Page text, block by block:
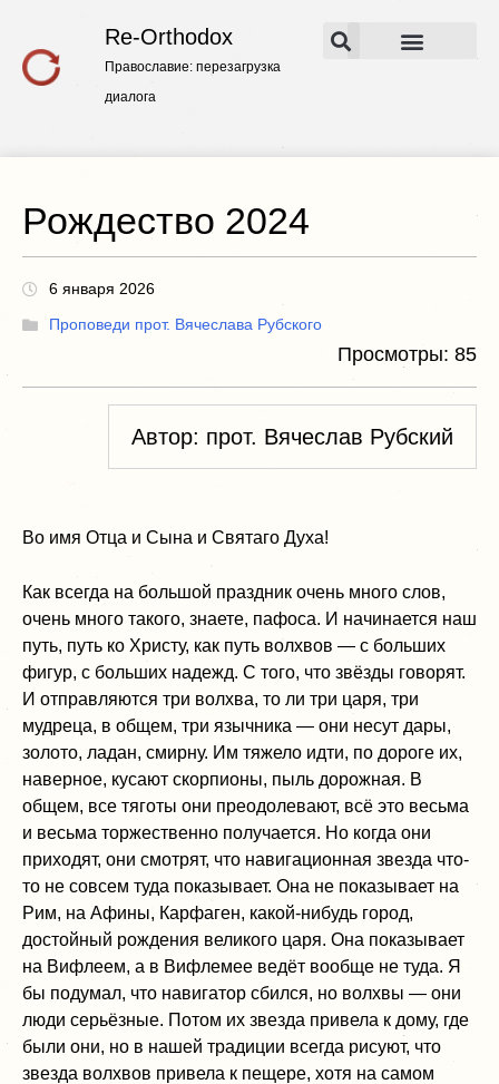
Re-Orthodox
Православие: перезагрузка
диалога
Рождество 2024
6 января 2026
Проповеди прот. Вячеслава Рубского
Просмотры: 85
Автор: прот. Вячеслав Рубский
Во имя Отца и Сына и Святаго Духа!
Как всегда на большой праздник очень много слов,
очень много такого, знаете, пафоса. И начинается наш
путь, путь ко Христу, как путь волхвов — с больших
фигур, с больших надежд. С того, что звёзды говорят.
И отправляются три волхва, то ли три царя, три
мудреца, в общем, три язычника — они несут дары,
золото, ладан, смирну. Им тяжело идти, по дороге их,
наверное, кусают скорпионы, пыль дорожная. В
общем, все тяготы они преодолевают, всё это весьма
и весьма торжественно получается. Но когда они
приходят, они смотрят, что навигационная звезда что-
то не совсем туда показывает. Она не показывает на
Рим, на Афины, Карфаген, какой-нибудь город,
достойный рождения великого царя. Она показывает
на Вифлеем, а в Вифлемее ведёт вообще не туда. Я
бы подумал, что навигатор сбился, но волхвы — они
люди серьёзные. Потом их звезда привела к дому, где
были они, но в нашей традиции всегда рисуют, что
звезда волхвов привела к пещере, хотя на самом